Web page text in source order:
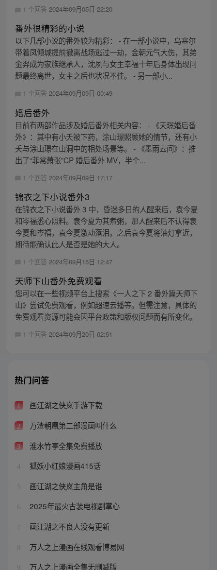
1 个回答 2024年09月05日 22:20
番外很精彩的小说
以下几部小说的番外较为精彩： - 在一部小说中，乌塞尔
带着凤倾城提前撤离战场逃过一劫，金朝元气大伤，其弟
金羿成为家族继承人，沈夙与女主幸福十年后身体出现问
题最终离世，女主之后也状况不佳。 - 另一部小...
1 个回答 2024年09月09日 00:49
婚后番外
目前有两部作品涉及婚后番外相关内容： - 《夭璟婚后番
外》：其中有小夭被下药，涂山璟照顾她的情节，还有小
夭与涂山璟在山洞中的相处场景等。 - 《墨雨云间》：推
出了“菲常萧张”CP 婚后番外 MV，半个...
1 个回答 2024年09月09日 17:17
锦衣之下小说番外3
在锦衣之下小说番外 3 中，昏迷多日的人醒来后，袁今夏
和岑福悉心照料。袁今夏为其煮粥，那人醒来后不认得袁
今夏和岑福，袁今夏激动落泪。之后袁今夏将油灯拿近，
期待能确认此人是否是她的大人。
1 个回答 2024年09月15日 12:47
天师下山番外免费观看
您可以在一些视频平台上搜索《一人之下 2 番外篇天师下
山》尝试免费观看，例如超速云播等。但需注意，具体的
免费观看资源可能会因平台政策和版权问题而有所变化。
1 个回答 2024年09月20日 02:51
热门问答
1 画江湖之侠岚手游下载
2 万渣朝凰第二部漫画叫什么
3 淮水竹亭全集免费播放
4 狐妖小红娘漫画415话
5 画江湖之侠岚主角是谁
6 2025年最火古装电视剧掌心
7 画江湖之不良人没有更新
8 万人之上漫画在线观看博易网
9 万人之上漫画全集无删减版